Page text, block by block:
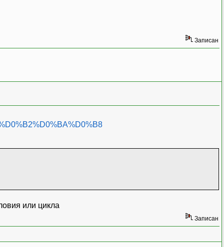
Записан
или цикла
Записан